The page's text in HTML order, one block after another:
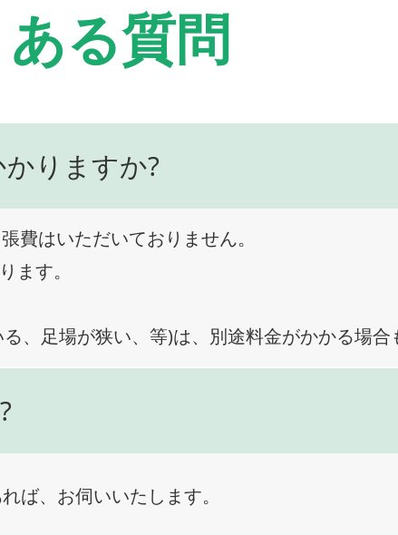
る質問
りますか?
費はいただいておりません。
ます。
、足場が狭い、等)は、別途料金がかかる場合
ば、お伺いいたします。